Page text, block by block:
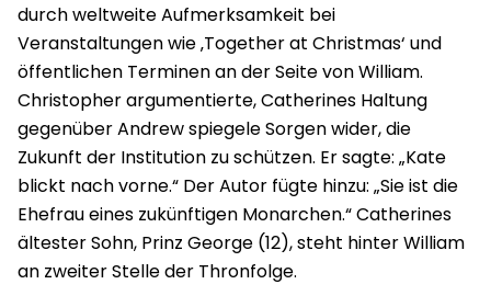
durch weltweite Aufmerksamkeit bei
Veranstaltungen wie ‚Together at Christmas‘ und
öffentlichen Terminen an der Seite von William.
Christopher argumentierte, Catherines Haltung
gegenüber Andrew spiegele Sorgen wider, die
Zukunft der Institution zu schützen. Er sagte: „Kate
blickt nach vorne.“ Der Autor fügte hinzu: „Sie ist die
Ehefrau eines zukünftigen Monarchen.“ Catherines
ältester Sohn, Prinz George (12), steht hinter William
an zweiter Stelle der Thronfolge.